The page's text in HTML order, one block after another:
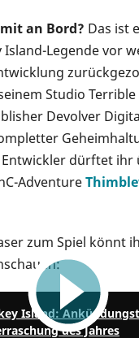
an Bord? Das ist
Legende vor
Studio
Devolver
dürftet ihr
Adventure
zum Spiel könnt
Island:
des Jahres